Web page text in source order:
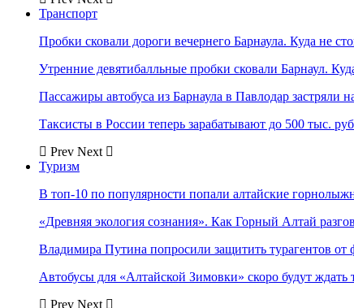
Транспорт
Пробки сковали дороги вечернего Барнаула. Куда не
Утренние девятибалльные пробки сковали Барнаул.
Пассажиры автобуса из Барнаула в Павлодар застряли
Таксисты в России теперь зарабатывают до 500 тыс.
Prev Next
Туризм
В топ-10 по популярности попали алтайские
«Древняя экология сознания». Как Горный Алтай
Владимира Путина попросили защитить турагентов от
Автобусы для «Алтайской Зимовки» скоро будут ждать
Prev Next